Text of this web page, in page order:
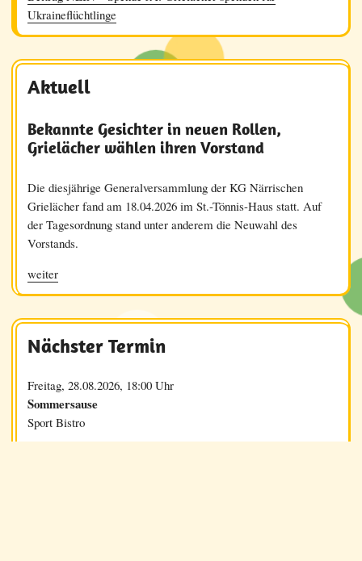
Ukraineflüchtlinge
Aktuell
Bekannte Gesichter in neuen Rollen,
Grielächer wählen ihren Vorstand
Die diesjährige Generalversammlung der KG Närrischen
Grielächer fand am 18.04.2026 im St.-Tönnis-Haus statt. Auf
der Tagesordnung stand unter anderem die Neuwahl des
Vorstands.
weiter
Nächster Termin
Freitag, 28.08.2026, 18:00 Uhr
Sommersause
Sport Bistro